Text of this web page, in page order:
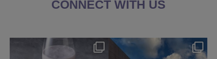
CONNECT WITH US
okura_hotels
okura_hotels